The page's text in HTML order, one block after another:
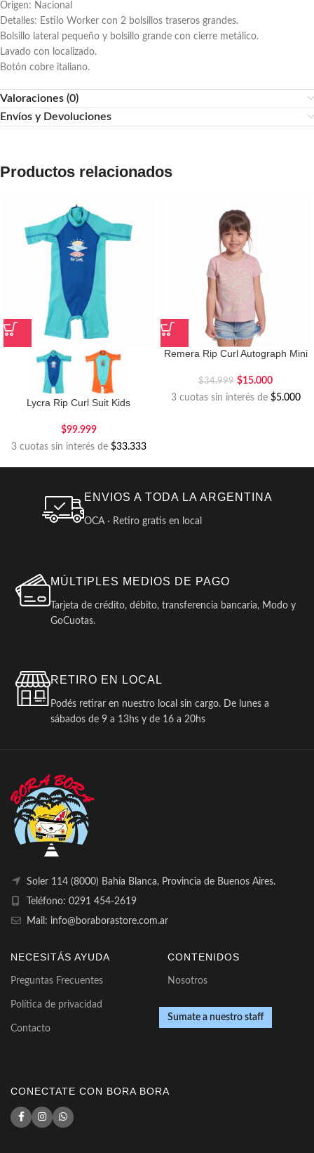
Origen: Nacional
Detalles: Estilo Worker con 2 bolsillos traseros grandes.
Bolsillo lateral pequeño y bolsillo grande con cierre metálico.
Lavado con localizado.
Botón cobre italiano.
Valoraciones (0)
Envíos y Devoluciones
Productos relacionados
Lycra Rip Curl Suit Kids
$99.999
3 cuotas sin interés de $33.333
Remera Rip Curl Autograph Mini
$34.999 $15.000
3 cuotas sin interés de $5.000
ENVIOS A TODA LA ARGENTINA
OCA · Retiro gratis en local
MÚLTIPLES MEDIOS DE PAGO
Tarjeta de crédito, débito, transferencia bancaria, Modo y
GoCuotas.
RETIRO EN LOCAL
Podés retirar en nuestro local sin cargo. De lunes a
sábados de 9 a 13hs y de 16 a 20hs
Soler 114 (8000) Bahía Blanca, Provincia de Buenos Aires.
Teléfono: 0291 454-2619
Mail: info@boraborastore.com.ar
NECESITÁS AYUDA
Preguntas Frecuentes
Política de privacidad
Contacto
CONTENIDOS
Nosotros
Sumate a nuestro staff
CONECTATE CON BORA BORA